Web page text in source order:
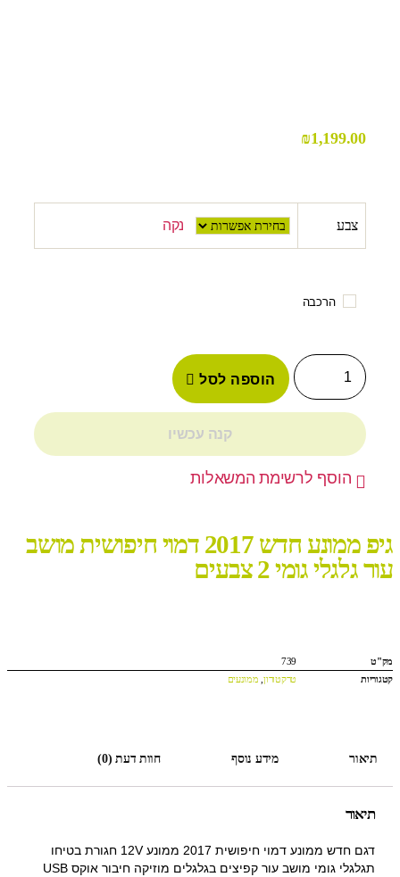
₪1,199.00
צבע נקה
הרכבה
הוספה לסל
קנה עכשיו
הוסף לרשימת המשאלות
גיפ ממונע חדש 2017 דמוי חיפושית מושב
עור גלגלי גומי 2 צבעים
מק"ט
739
קטגוריות
טרקטורון, ממונעים
תיאור מידע נוסף חוות דעת (0)
תיאור
דגם חדש ממונע דמוי חיפושית 2017 ממונע 12V חגורת בטיחו
תגלגלי גומי מושב עור קפיצים בגלגלים מוזיקה חיבור אוקס USB